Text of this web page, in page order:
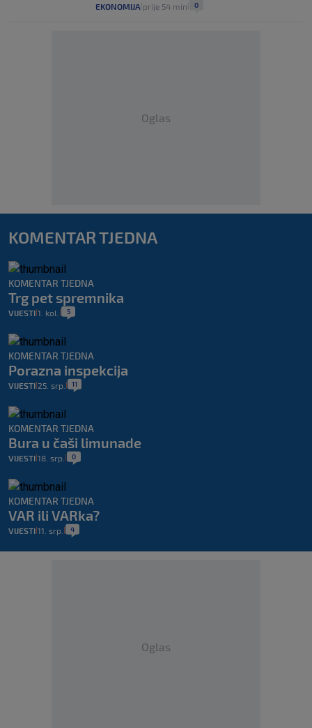
EKONOMIJA prije 54 min 0
Oglas
KOMENTAR TJEDNA
KOMENTAR TJEDNA
Trg pet spremnika
VIJESTI 1. kol. 5
KOMENTAR TJEDNA
Porazna inspekcija
VIJESTI 25. srp. 11
KOMENTAR TJEDNA
Bura u čaši limunade
VIJESTI 18. srp. 0
KOMENTAR TJEDNA
VAR ili VARka?
VIJESTI 11. srp. 4
Oglas